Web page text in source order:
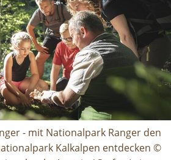
- mit Nationalpark Ranger den
Kalkalpen entdecken ©